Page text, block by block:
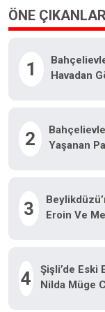
ÖNE ÇIKANLAR
1
Havadan
2
Yaşanan
3
Eroin Ve
4
Şişli’de Eski
Nilda Müge